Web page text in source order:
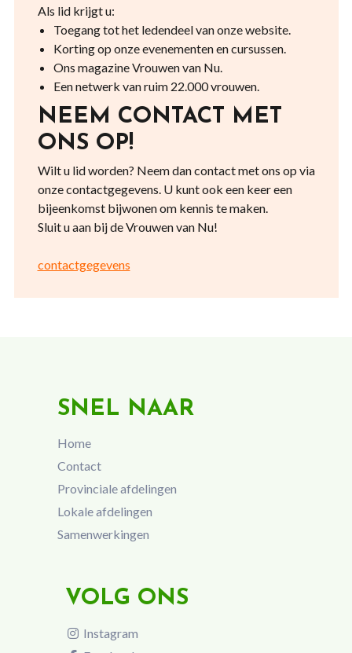
Als lid krijgt u:
Toegang tot het ledendeel van onze website.
Korting op onze evenementen en cursussen.
Ons magazine Vrouwen van Nu.
Een netwerk van ruim 22.000 vrouwen.
NEEM CONTACT MET
ONS OP!
Wilt u lid worden? Neem dan contact met ons op via
onze contactgegevens. U kunt ook een keer een
bijeenkomst bijwonen om kennis te maken.
Sluit u aan bij de Vrouwen van Nu!
contactgegevens
SNEL NAAR
Home
Contact
Provinciale afdelingen
Lokale afdelingen
Samenwerkingen
VOLG ONS
Instagram